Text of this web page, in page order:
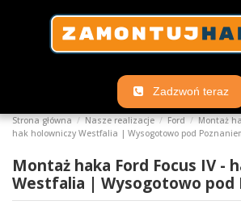
Zadzwoń teraz
Strona główna Nasze realizacje Ford
Montaż
hak holowniczy Westfalia | Wysogotowo pod
Montaż haka Ford Focus IV -
Westfalia | Wysogotowo pod